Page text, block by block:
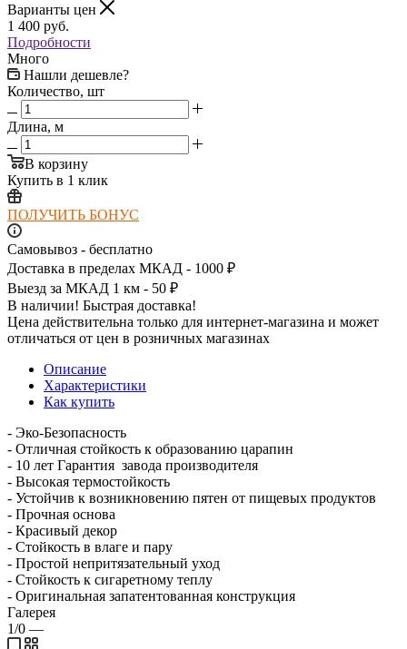
Варианты цен
1 400 руб.
Подробности
Много
Нашли дешевле?
Количество, шт
Длина, м
В корзину
Купить в 1 клик
ПОЛУЧИТЬ БОНУС
Самовывоз - бесплатно
Доставка в пределах МКАД - 1000 ₽
Выезд за МКАД 1 км - 50 ₽
В наличии! Быстрая доставка!
Цена действительна только для интернет-магазина и может
отличаться от цен в розничных магазинах
Описание
Характеристики
Как купить
- Эко-Безопасность
- Отличная стойкость к образованию царапин
- 10 лет Гарантия завода производителя
- Высокая термостойкость
- Устойчив к возникновению пятен от пищевых продуктов
- Прочная основа
- Красивый декор
- Стойкость в влаге и пару
- Простой непритязательный уход
- Стойкость к сигаретному теплу
- Оригинальная запатентованная конструкция
Галерея
1/0 —